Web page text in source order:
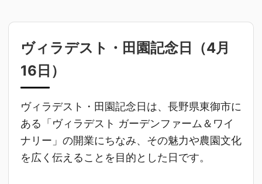
ヴィラデスト・田園記念日（4月
16日 ）
ヴィラデスト・田園記念日は、長野県東御市に
ある「ヴィラデスト ガーデンファーム＆ワイ
ナリー」の開業にちなみ、その魅力や農園文化
を広く伝えることを目的とした日です。